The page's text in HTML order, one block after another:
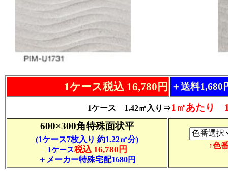
1ケース税込 16,780円 ＋送料1,680
1ケース 1.42㎡入り⇒1㎡あたり
600×300角特殊面状平
(1ケース7枚入り 約1.22㎡分)
1ケース税込 16,780円
＋メーカー特殊宅配1680円
↑色